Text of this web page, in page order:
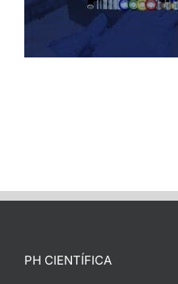
PH CIENTÍFICA